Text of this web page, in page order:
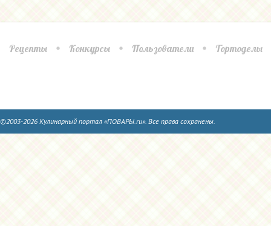
Рецепты Конкурсы Пользователи Тортоделы
©2003-2026 Кулинарный портал «ПОВАРЫ.ru». Все права сохранены.